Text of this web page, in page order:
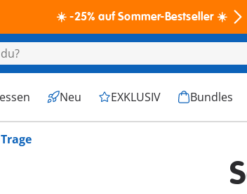
☀️ -25% auf Sommer-Bestseller ☀️
Neu EXKLUSIV Bundles